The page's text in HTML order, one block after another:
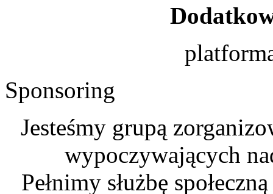
Sponsoring
Jesteśmy grupą
wypoczywających
Pełnimy służbę